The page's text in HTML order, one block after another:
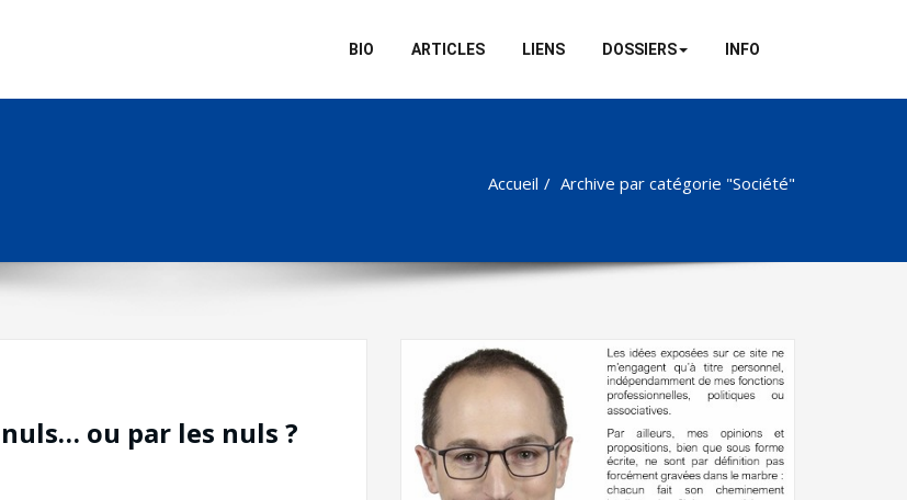
BIO ARTICLES LIENS DOSSIERS INFO
Accueil Archive par catégorie "Société"
ou par les nuls ?